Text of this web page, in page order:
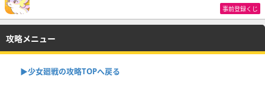
事前登録くじ
攻略メニュー
▶︎少女廻戦の攻略TOPへ戻る